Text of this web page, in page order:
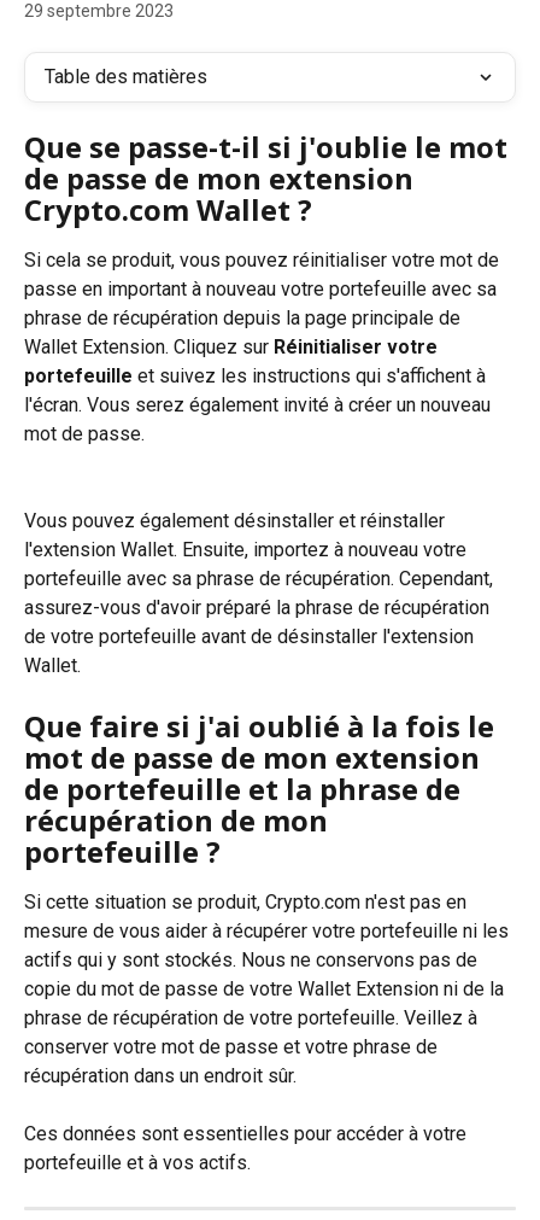
29 septembre 2023
Table des matières
Que se passe-t-il si j'oublie le mot
de passe de mon extension
Crypto.com Wallet ?
Si cela se produit, vous pouvez réinitialiser votre mot de
passe en important à nouveau votre portefeuille avec sa
phrase de récupération depuis la page principale de
Wallet Extension. Cliquez sur Réinitialiser votre
portefeuille et suivez les instructions qui s'affichent à
l'écran. Vous serez également invité à créer un nouveau
mot de passe.
Vous pouvez également désinstaller et réinstaller
l'extension Wallet. Ensuite, importez à nouveau votre
portefeuille avec sa phrase de récupération. Cependant,
assurez-vous d'avoir préparé la phrase de récupération
de votre portefeuille avant de désinstaller l'extension
Wallet.
Que faire si j'ai oublié à la fois le
mot de passe de mon extension
de portefeuille et la phrase de
récupération de mon
portefeuille ?
Si cette situation se produit, Crypto.com n'est pas en
mesure de vous aider à récupérer votre portefeuille ni les
actifs qui y sont stockés. Nous ne conservons pas de
copie du mot de passe de votre Wallet Extension ni de la
phrase de récupération de votre portefeuille. Veillez à
conserver votre mot de passe et votre phrase de
récupération dans un endroit sûr.
Ces données sont essentielles pour accéder à votre
portefeuille et à vos actifs.